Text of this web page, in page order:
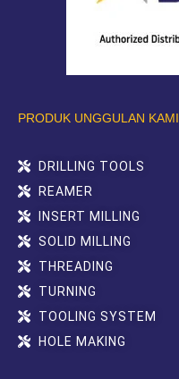
PRODUK UNGGULAN KAMI
DRILLING TOOLS
REAMER
INSERT MILLING
SOLID MILLING
THREADING
TURNING
TOOLING SYSTEM
HOLE MAKING